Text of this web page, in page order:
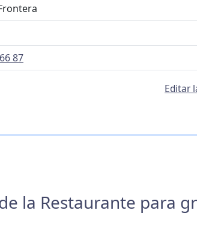
87
Editar
la Restaurante para